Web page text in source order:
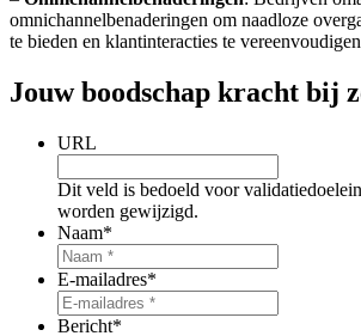
omnichannelbenaderingen om naadloze
te bieden en klantinteracties te
Jouw boodschap kracht bij
URL
Dit veld is bedoeld voor
worden gewijzigd.
Naam*
E-mailadres*
Bericht*